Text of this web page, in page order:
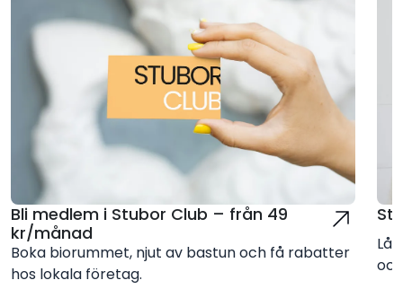
Bli medlem i Stubor Club – från 49
kr/månad
Boka biorummet, njut av bastun och få rabatter
hos lokala företag.